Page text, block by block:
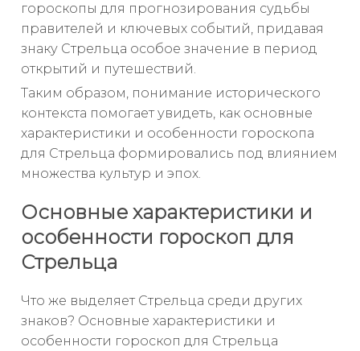
гороскопы для прогнозирования судьбы
правителей и ключевых событий, придавая
знаку Стрельца особое значение в период
открытий и путешествий.
Таким образом, понимание исторического
контекста помогает увидеть, как основные
характеристики и особенности гороскопа
для Стрельца формировались под влиянием
множества культур и эпох.
Основные характеристики и
особенности гороскоп для
Стрельца
Что же выделяет Стрельца среди других
знаков? Основные характеристики и
особенности гороскоп для Стрельца